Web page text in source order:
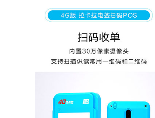
好，但是可以接受。售后服务好整体比较满意。
周先生